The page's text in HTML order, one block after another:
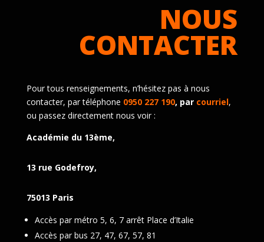
NOUS
CONTACTER
Pour tous renseignements, n’hésitez pas à nous
contacter, par téléphone 0950 227 190, par courriel,
ou passez directement nous voir :
Académie du 13ème,
13 rue Godefroy,
75013 Paris
Accès par métro 5, 6, 7 arrêt Place d’Italie
Accès par bus 27, 47, 67, 57, 81